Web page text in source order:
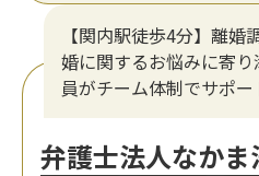
【関内駅徒歩4分】離
婚に関するお悩みに寄
員がチーム体制でサポ
弁護士法人なか